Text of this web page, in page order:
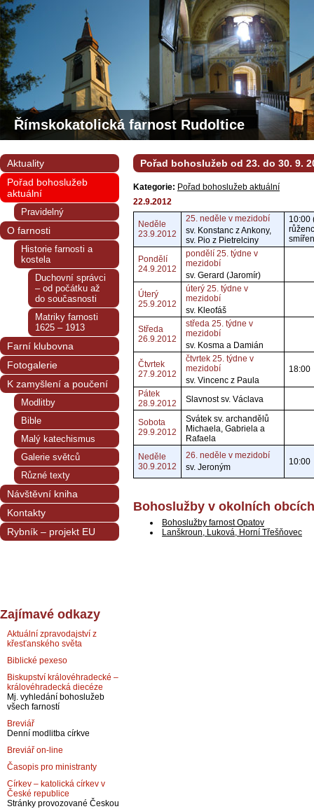
Římskokatolická farnost Rudoltice
Pořad bohoslužeb od 23. do 30. 9.
Kategorie: Pořad bohoslužeb aktuální
22.9.2012
Neděle
23.9.2012
25. neděle v mezidobí
sv. Konstanc z Ankony,
sv. Pio z Pietrelciny
10:00
Pondělí
24.9.2012
pondělí 25. týdne v
mezidobí
sv. Gerard (Jaromír)
Úterý
25.9.2012
úterý 25. týdne v
mezidobí
sv. Kleofáš
Středa
26.9.2012
středa 25. týdne v
mezidobí
sv. Kosma a Damián
Čtvrtek
27.9.2012
čtvrtek 25. týdne v
mezidobí
sv. Vincenc z Paula
18:00
Pátek
28.9.2012
Slavnost sv. Václava
Sobota
29.9.2012
Svátek sv. archandělů
Michaela, Gabriela a
Rafaela
Neděle
30.9.2012
26. neděle v mezidobí
sv. Jeroným
10:00
Bohoslužby v okolních obcích
Bohoslužby farnost Opatov
Lanškroun, Luková, Horní Třešňovec
Aktuality
Pořad bohoslužeb
aktuální
Pravidelný
O farnosti
Historie farnosti a
kostela
Duchovní správci
– od počátku až
do současnosti
Matriky farnosti
1625 – 1913
Farní klubovna
Fotogalerie
K zamyšlení a poučení
Modlitby
Bible
Malý katechismus
Galerie světců
Různé texty
Návštěvní kniha
Kontakty
Rybník – projekt EU
Zajímavé odkazy
Aktuální zpravodajství z
křesťanského světa
Biblické pexeso
Biskupství královéhradecké –
královéhradecká diecéze
Mj. vyhledání bohoslužeb
všech farností
Breviář
Denní modlitba církve
Breviář on-line
Časopis pro ministranty
Církev – katolická církev v
České republice
Stránky provozované Českou